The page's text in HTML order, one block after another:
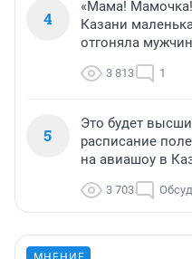
4
«Мама!
Казани
отгоняла
3 813 1
5
Это будет
расписание
на авиашоу в
3 703